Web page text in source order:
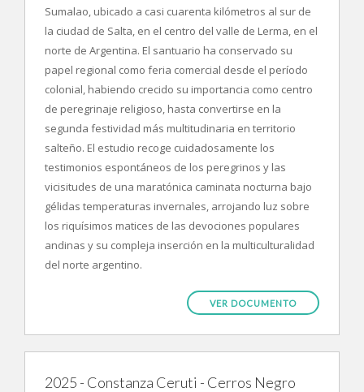
Sumalao, ubicado a casi cuarenta kilómetros al sur de
la ciudad de Salta, en el centro del valle de Lerma, en el
norte de Argentina. El santuario ha conservado su
papel regional como feria comercial desde el período
colonial, habiendo crecido su importancia como centro
de peregrinaje religioso, hasta convertirse en la
segunda festividad más multitudinaria en territorio
salteño. El estudio recoge cuidadosamente los
testimonios espontáneos de los peregrinos y las
vicisitudes de una maratónica caminata nocturna bajo
gélidas temperaturas invernales, arrojando luz sobre
los riquísimos matices de las devociones populares
andinas y su compleja inserción en la multiculturalidad
del norte argentino.
VER DOCUMENTO
2025 - Constanza Ceruti - Cerros Negro